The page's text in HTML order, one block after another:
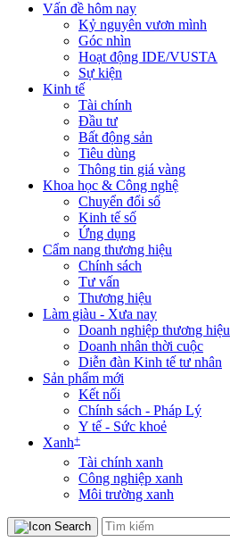
Vấn đề hôm nay
Kỷ nguyên vươn mình
Góc nhìn
Hoạt động IDE/VUSTA
Sự kiện
Kinh tế
Tài chính
Đầu tư
Bất động sản
Tiêu dùng
Thông tin giá vàng
Khoa học & Công nghệ
Chuyển đổi số
Kinh tế số
Ứng dụng
Cẩm nang thương hiệu
Chính sách
Tư vấn
Thương hiệu
Làm giàu - Xưa nay
Doanh nghiệp thương hiệu
Doanh nhân thời cuộc
Diễn đàn Kinh tế tư nhân
Sản phẩm mới
Kết nối
Chính sách - Pháp Lý
Y tế - Sức khoẻ
Xanh+
Tài chính xanh
Công nghiệp xanh
Môi trường xanh